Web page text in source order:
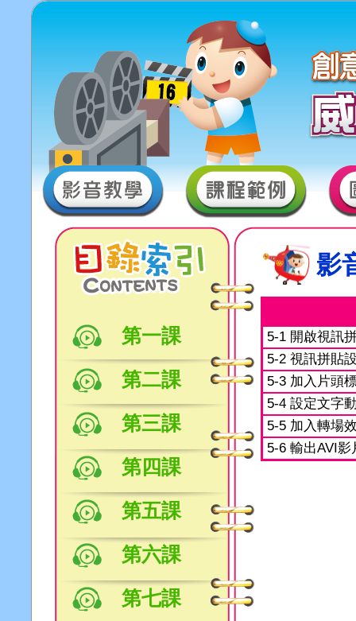
第一課
第二課
第三課
第四課
第五課
第六課
第七課
影
5-1 開啟視訊
5-2 視訊拼貼
5-3 加入片頭
5-4 設定文字
5-5 加入轉場
5-6 輸出AVI影